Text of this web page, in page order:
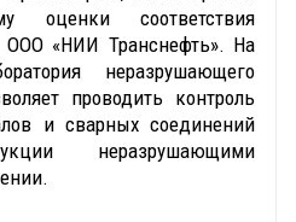
оценки соответствия
ООО «НИИ Транснефть». На
неразрушающего
проводить контроль
и сварных соединений
неразрушающими